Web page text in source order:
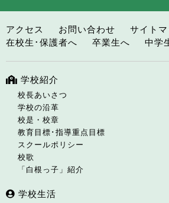
アクセス お問い合わせ
サイト
在校生･保護者へ
卒業生へ 中学
学校紹介
校長あいさつ
学校の沿革
校是・校章
教育目標･指導重点目標
スクールポリシー
校歌
「白根っ子」紹介
学校生活